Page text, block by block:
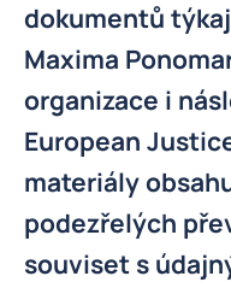
dokumentů
Maxima
organizace i
European
materiály
podezřelých
souviset s